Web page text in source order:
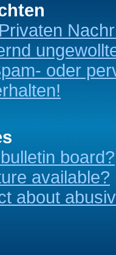
oder
board?
available?
about